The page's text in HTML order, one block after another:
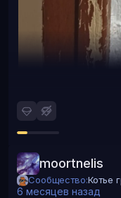
moortnelis
Сообщество:Котье
6 месяцев назад